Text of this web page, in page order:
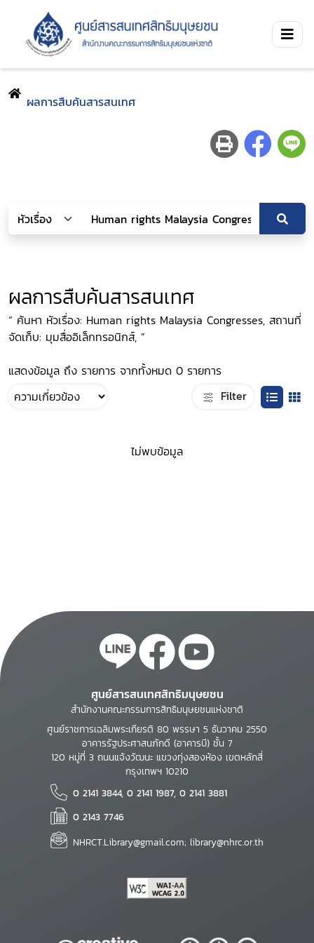
ผลการสืบค้นสารสนเทศ
ผลการสืบค้นสารสนเทศ
“ ค้นหา หัวเรื่อง: Human rights Malaysia Congresses, สถานที่
จัดเก็บ: มุมสื่ออิเล็กทรอนิกส์, ”
แสดงข้อมูล ถึง รายการ จากทั้งหมด 0 รายการ
Filter
ไม่พบข้อมูล
ศูนย์สารสนเทศสิทธิมนุษยชน
สำนักงานคณะกรรมการสิทธิมนุษยชนแห่งชาติ
ศูนย์ราชการเฉลิมพระเกียรติ 80 พรรษา 5 ธันวาคม 2550
อาคารรัฐประศาสนภักดี (อาคารบี) ชั้น 7
120 หมู่ที่ 3 ถนนแจ้งวัฒนะ แขวงทุ่งสองห้อง เขตหลักสี่
กรุงเทพฯ 10210
0 2141 3844, 0 2141 1987, 0 2141 3881
0 2143 7746
NHRCT.Library@gmail.com; library@nhrc.or.th